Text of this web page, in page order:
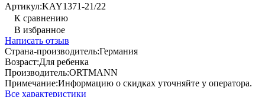
Артикул:KAY1371-21/22
К сравнению
В избранное
Написать отзыв
Страна-производитель:Германия
Возраст:Для ребенка
Производитель:ORTMANN
Примечание:Информацию о скидках уточняйте у оператора.
Все характеристики